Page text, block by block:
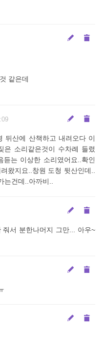
같은데
뒤산에 산책하고 내려오다 이
은 소리같은것이 수차례 들렸
는 이상한 소리였어요..확인
왔지요..창원 도청 뒷산인데..
건데..아까비..
서 분한나머지 그만... 아우~